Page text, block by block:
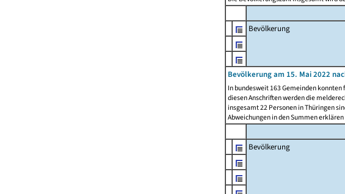
Bevölkerung
Bevölkerung am 15. Mai 2022
In bundesweit 163 Gemeinden
diesen Anschriften werden die
insgesamt 22 Personen in Thüringen
Abweichungen in den Summen
Bevölkerung